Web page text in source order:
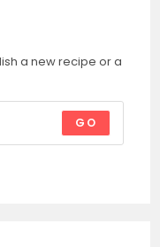
a new recipe or a
GO